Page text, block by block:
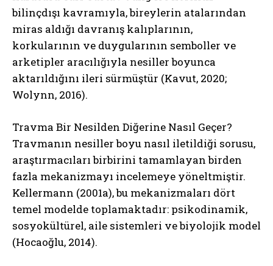
bilinçdışı kavramıyla, bireylerin atalarından
miras aldığı davranış kalıplarının,
korkularının ve duygularının semboller ve
arketipler aracılığıyla nesiller boyunca
aktarıldığını ileri sürmüştür (Kavut, 2020;
Wolynn, 2016).
Travma Bir Nesilden Diğerine Nasıl Geçer?
Travmanın nesiller boyu nasıl iletildiği sorusu,
araştırmacıları birbirini tamamlayan birden
fazla mekanizmayı incelemeye yöneltmiştir.
Kellermann (2001a), bu mekanizmaları dört
temel modelde toplamaktadır: psikodinamik,
sosyokültürel, aile sistemleri ve biyolojik model
(Hocaoğlu, 2014).